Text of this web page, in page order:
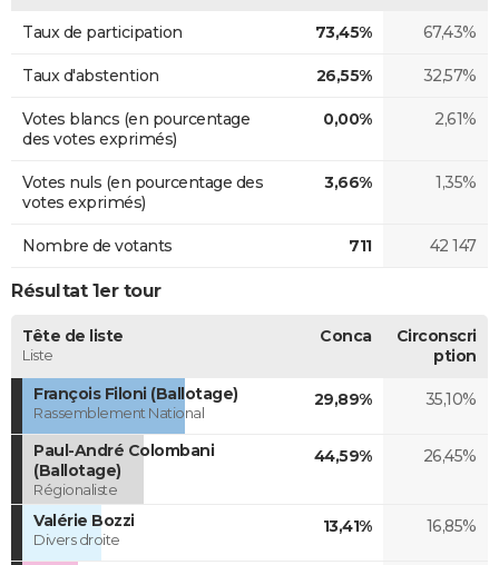
Taux de participation 73,45% 67,43%
Taux d'abstention 26,55% 32,57%
Votes blancs (en pourcentage
des votes exprimés)
0,00% 2,61%
Votes nuls (en pourcentage des
votes exprimés)
3,66% 1,35%
Nombre de votants 711 42 147
Résultat 1er tour
Tête de liste
Liste
Conca
Circonscri
ption
François Filoni (Ballotage)
Rassemblement National
29,89% 35,10%
Paul-André Colombani
(Ballotage)
Régionaliste
44,59% 26,45%
Valérie Bozzi
Divers droite
13,41% 16,85%